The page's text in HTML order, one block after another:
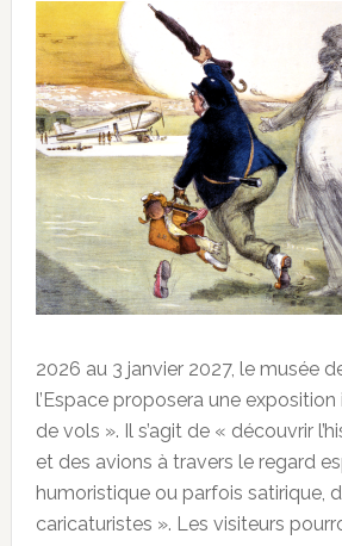
2026 au 3 janvier 2027, le musée
l’Espace proposera une
de vols ». Il s’agit de « découvrir
et des avions à travers le regard
humoristique ou parfois satirique,
caricaturistes ». Les visiteurs